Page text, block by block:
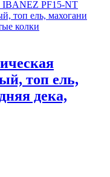
топ ель,
дека,